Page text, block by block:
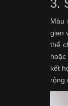
3.
Màu
gian
thể
kết
rộng